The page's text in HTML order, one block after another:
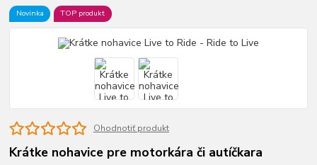
Novinka TOP produkt
Ohodnotiť produkt
Krátke nohavice pre motorkára či autíčkara